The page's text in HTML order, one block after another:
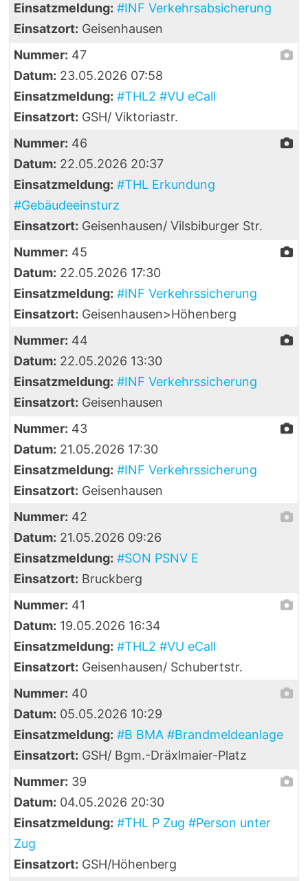
Einsatzmeldung: #INF Verkehrsabsicherung
Einsatzort: Geisenhausen
Nummer: 47
Datum: 23.05.2026 07:58
Einsatzmeldung: #THL2 #VU eCall
Einsatzort: GSH/ Viktoriastr.
Nummer: 46
Datum: 22.05.2026 20:37
Einsatzmeldung: #THL Erkundung
#Gebäudeeinsturz
Einsatzort: Geisenhausen/ Vilsbiburger Str.
Nummer: 45
Datum: 22.05.2026 17:30
Einsatzmeldung: #INF Verkehrssicherung
Einsatzort: Geisenhausen>Höhenberg
Nummer: 44
Datum: 22.05.2026 13:30
Einsatzmeldung: #INF Verkehrssicherung
Einsatzort: Geisenhausen
Nummer: 43
Datum: 21.05.2026 17:30
Einsatzmeldung: #INF Verkehrssicherung
Einsatzort: Geisenhausen
Nummer: 42
Datum: 21.05.2026 09:26
Einsatzmeldung: #SON PSNV E
Einsatzort: Bruckberg
Nummer: 41
Datum: 19.05.2026 16:34
Einsatzmeldung: #THL2 #VU eCall
Einsatzort: Geisenhausen/ Schubertstr.
Nummer: 40
Datum: 05.05.2026 10:29
Einsatzmeldung: #B BMA #Brandmeldeanlage
Einsatzort: GSH/ Bgm.-Dräxlmaier-Platz
Nummer: 39
Datum: 04.05.2026 20:30
Einsatzmeldung: #THL P Zug #Person unter
Zug
Einsatzort: GSH/Höhenberg